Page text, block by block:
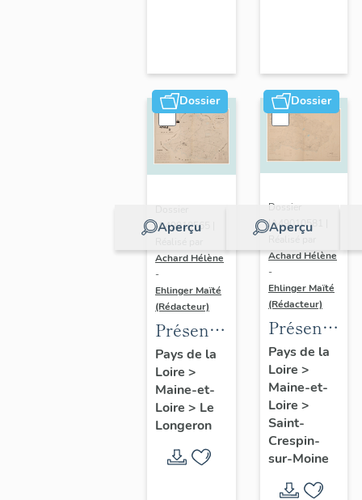
Dossier
Aperçu
IA49010565 |
Achard Hélène
-
Ehlinger Maïté
(Rédacteur)
Présentation
du
patrimoine
industriel
de la
commune
du
Pays de la
Loire >
Maine-et-
Loire > Le
Longeron
Dossier
Aperçu
Dossier
IA49010581 |
Achard Hélène
-
Ehlinger Maïté
(Rédacteur)
du
patrimoine
industriel
de la
commune
de Saint-
Crespin-
Pays de la
Loire >
Maine-et-
Loire >
Saint-
Crespin-
sur-Moine